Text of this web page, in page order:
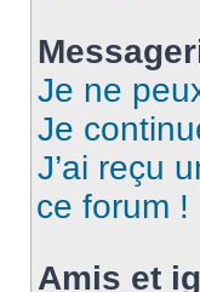
Je ne
Je
J’ai reçu
ce forum !
Amis et